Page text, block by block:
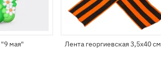
мая" Лента георгиевская 3,5x40 см